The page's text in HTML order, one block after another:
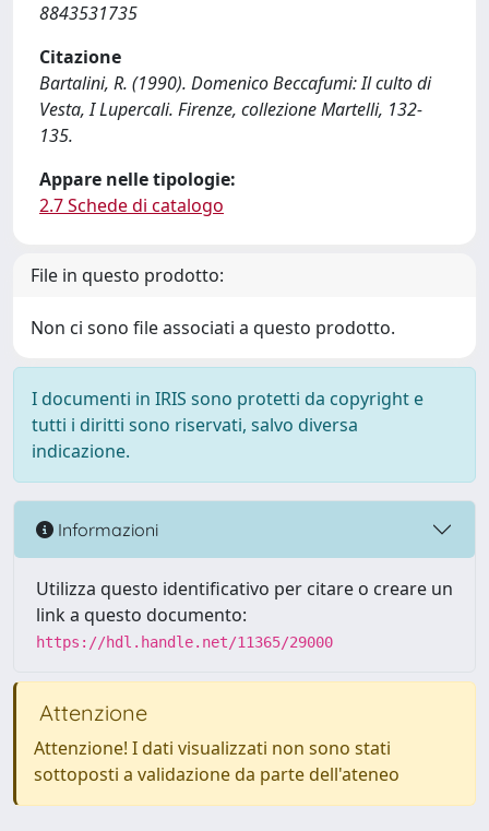
8843531735
Citazione
Bartalini, R. (1990). Domenico Beccafumi: Il culto di
Vesta, I Lupercali. Firenze, collezione Martelli, 132-
135.
Appare nelle tipologie:
2.7 Schede di catalogo
File in questo prodotto:
Non ci sono file associati a questo prodotto.
I documenti in IRIS sono protetti da copyright e
tutti i diritti sono riservati, salvo diversa
indicazione.
Informazioni
Utilizza questo identificativo per citare o creare un
link a questo documento:
https://hdl.handle.net/11365/29000
Attenzione
Attenzione! I dati visualizzati non sono stati
sottoposti a validazione da parte dell'ateneo